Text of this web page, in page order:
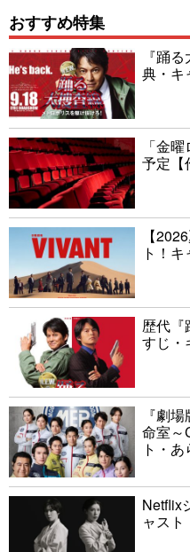
おすすめ特集
『踊
典・キ
「金
予定【
【
ト！
歴代『
すじ・
『劇
命室～
ト・あ
Netflix
ャスト